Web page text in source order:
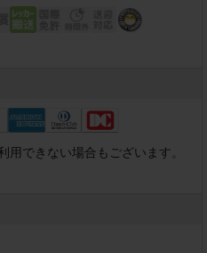
用できない場合もございます。